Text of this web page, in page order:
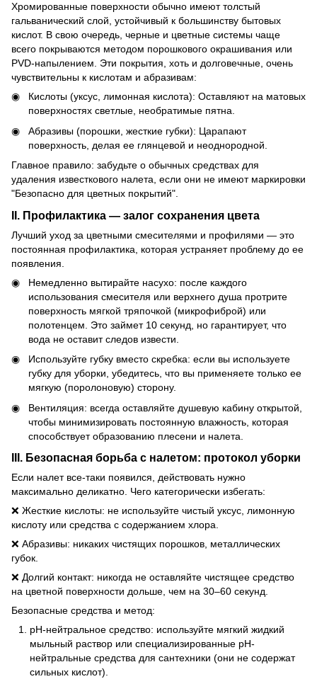
Хромированные поверхности обычно имеют толстый
гальванический слой, устойчивый к большинству бытовых
кислот. В свою очередь, черные и цветные системы чаще
всего покрываются методом порошкового окрашивания или
PVD-напылением. Эти покрытия, хоть и долговечные, очень
чувствительны к кислотам и абразивам:
Кислоты (уксус, лимонная кислота): Оставляют на матовых
поверхностях светлые, необратимые пятна.
Абразивы (порошки, жесткие губки): Царапают
поверхность, делая ее глянцевой и неоднородной.
Главное правило: забудьте о обычных средствах для
удаления известкового налета, если они не имеют маркировки
"Безопасно для цветных покрытий".
II. Профилактика — залог сохранения цвета
Лучший уход за цветными смесителями и профилями — это
постоянная профилактика, которая устраняет проблему до ее
появления.
Немедленно вытирайте насухо: после каждого
использования смесителя или верхнего душа протрите
поверхность мягкой тряпочкой (микрофиброй) или
полотенцем. Это займет 10 секунд, но гарантирует, что
вода не оставит следов извести.
Используйте губку вместо скребка: если вы используете
губку для уборки, убедитесь, что вы применяете только ее
мягкую (поролоновую) сторону.
Вентиляция: всегда оставляйте душевую кабину открытой,
чтобы минимизировать постоянную влажность, которая
способствует образованию плесени и налета.
III. Безопасная борьба с налетом: протокол уборки
Если налет все-таки появился, действовать нужно
максимально деликатно. Чего категорически избегать:
❌ Жесткие кислоты: не используйте чистый уксус, лимонную
кислоту или средства с содержанием хлора.
❌ Абразивы: никаких чистящих порошков, металлических
губок.
❌ Долгий контакт: никогда не оставляйте чистящее средство
на цветной поверхности дольше, чем на 30–60 секунд.
Безопасные средства и метод:
pH-нейтральное средство: используйте мягкий жидкий
мыльный раствор или специализированные pH-
нейтральные средства для сантехники (они не содержат
сильных кислот).